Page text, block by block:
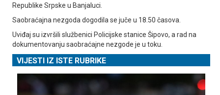
Republike Srpske u Banjaluci.
Saobraćajna nezgoda dogodila se juče u 18.50 časova.
Uviđaj su izvršili službenici Policijske stanice Šipovo, a rad na
dokumentovanju saobraćajne nezgode je u toku.
VIJESTI IZ ISTE RUBRIKE